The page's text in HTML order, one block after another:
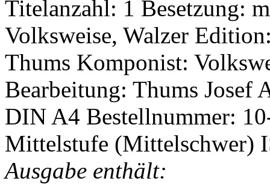
Titelanzahl: 1 Besetzung:
Volksweise, Walzer
Thums Komponist:
Bearbeitung: Thums Josef
DIN A4 Bestellnummer:
Mittelstufe (Mittelschwer)
Ausgabe enthält: